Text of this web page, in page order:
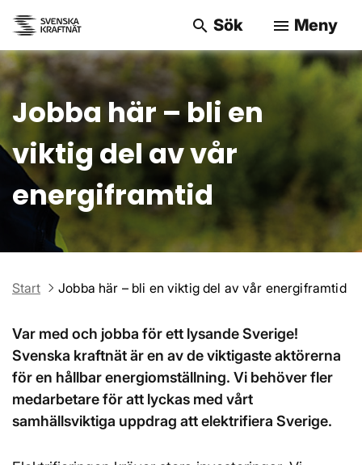
search Sök menu Meny
Jobba här – bli en
viktig del av vår
energiframtid
Start Jobba här – bli en viktig del av vår energiframtid
Var med och jobba för ett lysande Sverige!
Svenska kraftnät är en av de viktigaste aktörerna
för en hållbar energiomställning. Vi behöver fler
medarbetare för att lyckas med vårt
samhällsviktiga uppdrag att elektrifiera Sverige.